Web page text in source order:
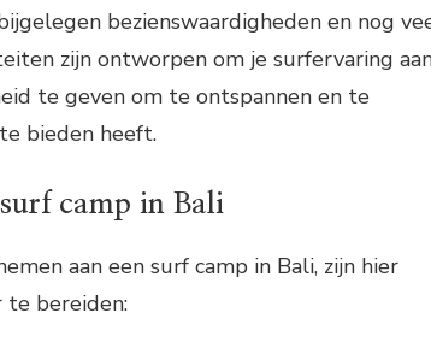
bezienswaardigheden en nog
zijn ontworpen om je surfervaring
te geven om te ontspannen en te
bieden heeft.
camp in Bali
aan een surf camp in Bali, zijn hier
te bereiden: